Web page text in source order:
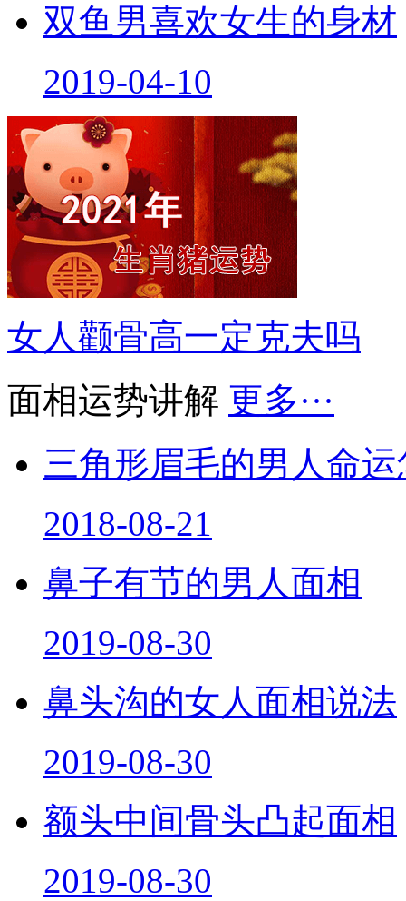
双鱼男喜欢女生的身材
2019-04-10
女人颧骨高一定克夫吗
面相运势讲解 更多···
三角形眉毛的男人命
2018-08-21
鼻子有节的男人面相
2019-08-30
鼻头沟的女人面相说法
2019-08-30
额头中间骨头凸起面相
2019-08-30